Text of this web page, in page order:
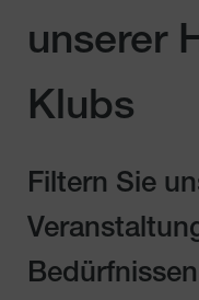
unserer
Klubs
Filtern Sie